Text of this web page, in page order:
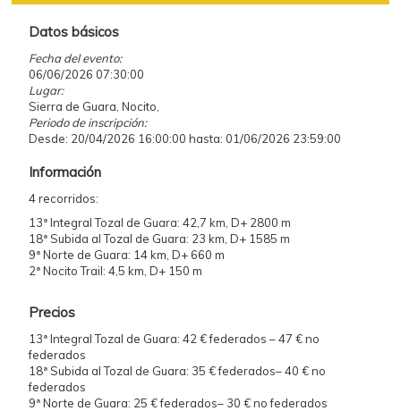
Datos básicos
Fecha del evento:
06/06/2026 07:30:00
Lugar:
Sierra de Guara, Nocito,
Periodo de inscripción:
Desde: 20/04/2026 16:00:00 hasta: 01/06/2026 23:59:00
Información
4 recorridos:
13ª Integral Tozal de Guara: 42,7 km, D+ 2800 m
18ª Subida al Tozal de Guara: 23 km, D+ 1585 m
9ª Norte de Guara: 14 km, D+ 660 m
2ª Nocito Trail: 4,5 km, D+ 150 m
Precios
13ª Integral Tozal de Guara: 42 € federados – 47 € no
federados
18ª Subida al Tozal de Guara: 35 € federados– 40 € no
federados
9ª Norte de Guara: 25 € federados– 30 € no federados